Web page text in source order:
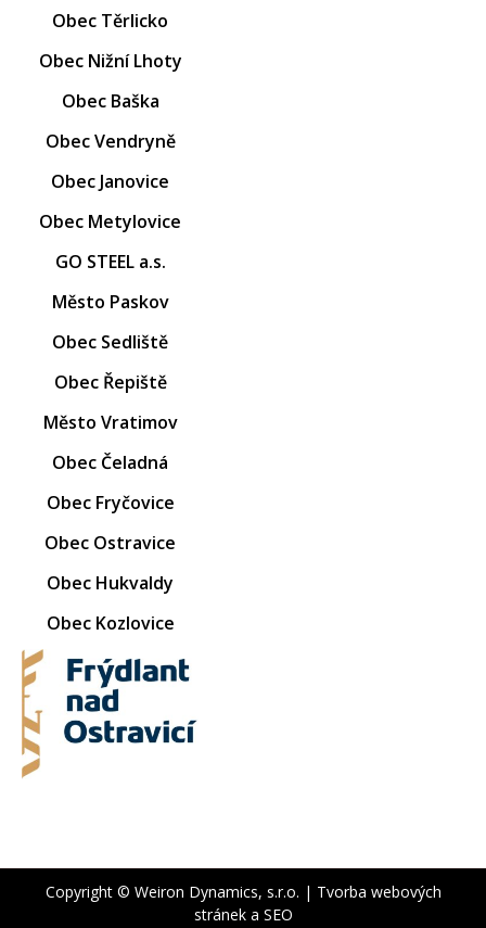
Obec Těrlicko
Obec Nižní Lhoty
Obec Baška
Obec Vendryně
Obec Janovice
Obec Metylovice
GO STEEL a.s.
Město Paskov
Obec Sedliště
Obec Řepiště
Město Vratimov
Obec Čeladná
Obec Fryčovice
Obec Ostravice
Obec Hukvaldy
Obec Kozlovice
Copyright © Weiron Dynamics, s.r.o. | Tvorba webových
stráneka SEO